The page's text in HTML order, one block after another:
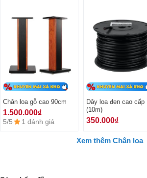
Đánh giá thiết kế của
Chân loa gỗ cao 90cm
1.500.000₫
5/5 1 đánh giá
Dây loa đen cao cấp
(10m)
350.000₫
Xem thêm Chân loa